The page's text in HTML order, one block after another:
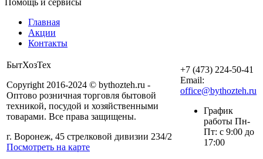
Главная
Акции
Контакты
БытХозТех
Copyright 2016-2024 © bythozteh.ru -
Оптово розничная торговля бытовой
техникой, посудой и хозяйственными
товарами. Все права защищены.
г. Воронеж, 45 стрелковой дивизии 234/2
Посмотреть на карте
+7 (473) 224-50-41
Email:
office@bythozteh.ru
График
работы Пн-
Пт: с 9:00 до
17:00